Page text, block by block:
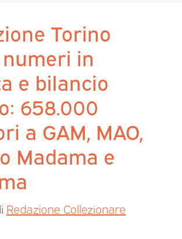
Torino
in
e bilancio
658.000
a GAM, MAO,
Madama e
Redazione Collezionare